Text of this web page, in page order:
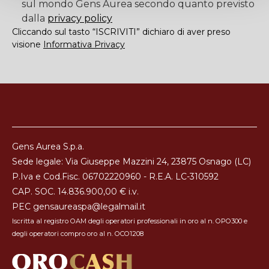
sul mondo Gens Aurea secondo quanto previsto
dalla privacy policy
Cliccando sul tasto “ISCRIVITI” dichiaro di aver preso
visione Informativa Privacy
Gens Aurea S.p.a.
Sede legale: Via Giuseppe Mazzini 24, 23875 Osnago (LC)
P.Iva e Cod.Fisc. 06702220960 - R.E.A. LC-310592
CAP. SOC. 14.836.900,00 € i.v.
PEC gensaureaspa@legalmail.it
Iscritta al registro OAM degli operatori professionali in oro al n. OPO300 e
degli operatori compro oro al n. OCO1208